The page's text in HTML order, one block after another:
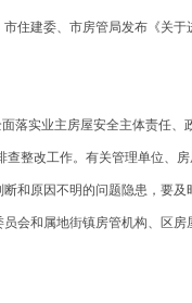
建委、市房管局发布《关于
实业主房屋安全主体责任、
整改工作。有关管理单位、
和原因不明的问题隐患，要及
会和属地街镇房管机构、区房